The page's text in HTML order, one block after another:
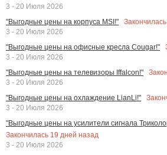
3 - 20 Июля 2026
"Выгодные цены на корпуса MSI!"
Закончилась
3 - 20 Июля 2026
"Выгодные цены на офисные кресла Cougar!"
3 - 20 Июля 2026
"Выгодные цены на телевизоры Iffalcon!"
3 - 20 Июля 2026
"Выгодные цены на охлаждение LianLi!"
3 - 20 Июля 2026
"Выгодные цены на усилители сигнала
Закончилась 19 дней назад
3 - 20 Июля 2026